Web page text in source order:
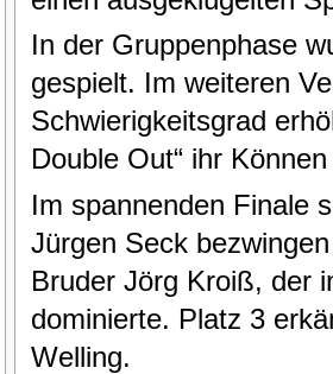
In der Gruppenphase
gespielt. Im weiteren
Schwierigkeitsgrad
Double Out“ ihr
Im spannenden Finale
Jürgen Seck
Bruder Jörg Kroiß, der
dominierte. Platz 3
Welling.